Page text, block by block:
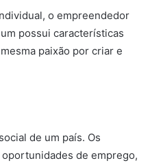
o empreendedor
possui características
paixão por criar e
de um país. Os
de emprego,